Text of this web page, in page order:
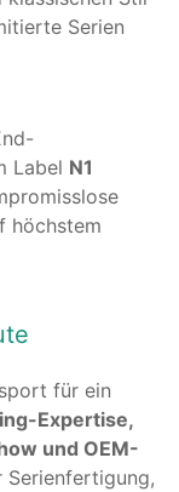
Serien
Label N1
höchstem
für ein
Expertise,
und OEM-
Serienfertigung,